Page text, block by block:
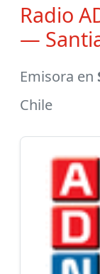
Radio
—
Emisora en
Chile